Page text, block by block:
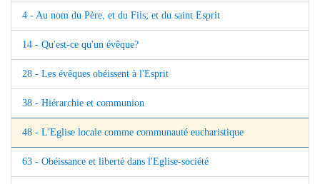
4 - Au nom du Père, et du Fils; et du saint Esprit
14 - Qu'est-ce qu'un évêque?
28 - Les évêques obéissent à l'Esprit
38 - Hiérarchie et communion
48 - L'Eglise locale comme communauté eucharistique
63 - Obéissance et liberté dans l'Eglise-société